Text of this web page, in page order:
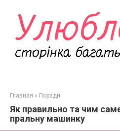
контенту
Главная » Поради
Як правильно та чим
пральну машинку